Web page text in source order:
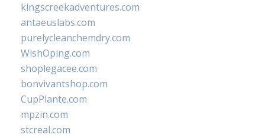
kingscreekadventures.com
antaeuslabs.com
purelycleanchemdry.com
WishOping.com
shoplegacee.com
bonvivantshop.com
CupPlante.com
mpzin.com
stcreal.com